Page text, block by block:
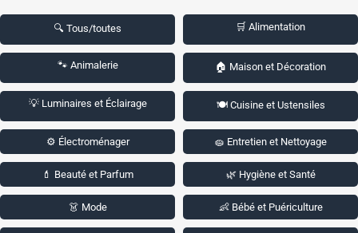
🔍 Tous/toutes 🛒 Alimentation
🐾 Animalerie 🏠 Maison et Décoration
💡 Luminaires et Éclairage 🍽️ Cuisine et Ustensiles
⚙️ Électroménager 🧽 Entretien et Nettoyage
💄 Beauté et Parfum 🌿 Hygiène et Santé
👗 Mode 👶 Bébé et Puériculture